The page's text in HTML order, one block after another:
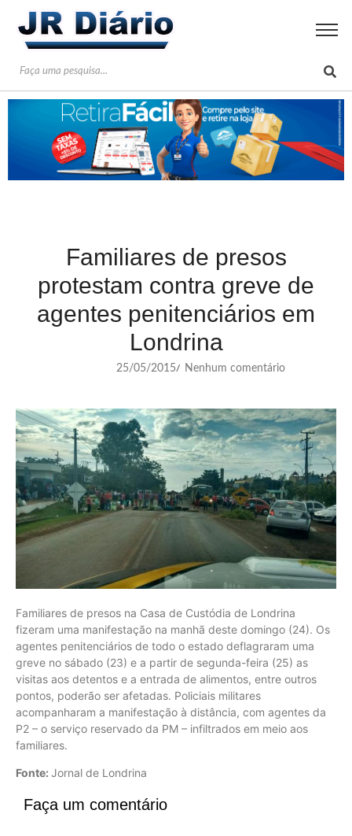
Familiares de presos
protestam contra greve de
agentes penitenciários em
Londrina
25/05/2015/ Nenhum comentário
Familiares de presos na Casa de Custódia de Londrina
fizeram uma manifestação na manhã deste domingo (24). Os
agentes penitenciários de todo o estado deflagraram uma
greve no sábado (23) e a partir de segunda-feira (25) as
visitas aos detentos e a entrada de alimentos, entre outros
pontos, poderão ser afetadas. Policiais militares
acompanharam a manifestação à distância, com agentes da
P2 – o serviço reservado da PM – infiltrados em meio aos
familiares.
Fonte: Jornal de Londrina
Faça um comentário